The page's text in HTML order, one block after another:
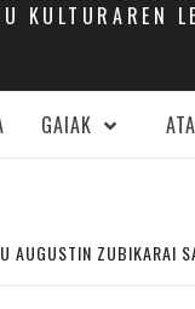
KULTURAREN
GAIAK
AUGUSTIN ZUBIKARAI